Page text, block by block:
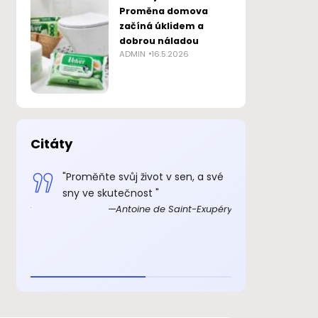
Proměna domova
začíná úklidem a
dobrou náladou
ADMIN 16.5.2026
Citáty
"Proměňte svůj život v sen, a své
sny ve skutečnost "
Antoine de Saint-Exupéry